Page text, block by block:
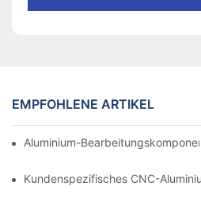
EMPFOHLENE ARTIKEL
Aluminium-
Kundenspezifisches CNC-